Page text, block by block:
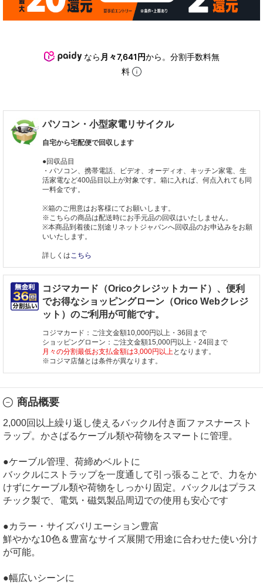
なら 月々7,641円から。分割手数料無
料
パソコン・小型家電リサイクル
自宅から宅配便で回収します
●回収品目
・パソコン、携帯電話、ビデオ、オーディオ、キッチン家電、生
活家電など400品目以上が対象です。箱に入れば、何点入れても同
一料金です。
※箱のご用意はお客様にてお願いします。
※こちらの商品は配送時にお手元品の回収はいたしません。
※本商品到着後に別途リネットジャパンへ回収品のお申込みをお願
いいたします。
詳しくはこちら
コジマカード（Oricoクレジットカード）、便利
でお得なショッピングローン（Orico Webクレジ
ット）のご利用が可能です。
コジマカード：ご注文金額10,000円以上・36回まで
ショッピングローン：ご注文金額15,000円以上・24回まで
月々の分割最低お支払金額は3,000円以上となります。
※コジマ店舗とは条件が異なります。
商品概要
2,000回以上繰り返し使えるバックル付き面ファスナースト
ラップ。かさばるケーブル類や荷物をスマートに管理。
●ケーブル管理、荷締めベルトに
バックルにストラップを一度通して引っ張ることで、力をか
けずにケーブル類や荷物をしっかり固定。バックルはプラス
チック製で、電気・磁気製品周辺での使用も安心です
●カラー・サイズバリエーション豊富
鮮やかな10色＆豊富なサイズ展開で用途に合わせた使い分け
が可能。
●幅広いシーンに